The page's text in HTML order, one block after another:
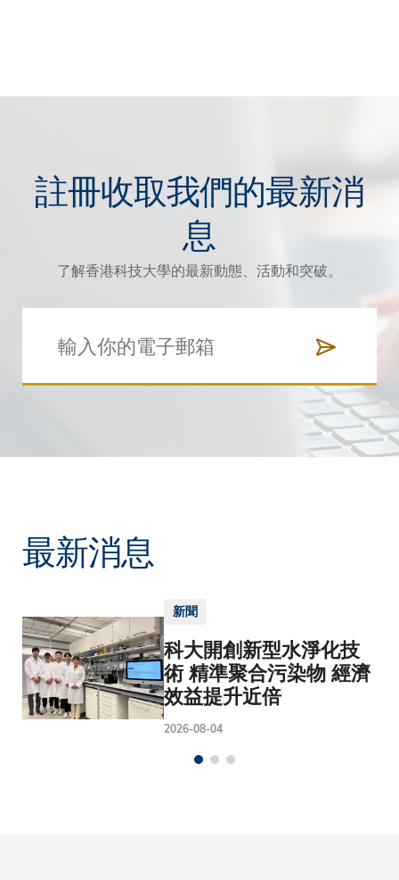
註冊收取我們的最新消
息
了解香港科技大學的最新動態、活動和突破。
最新消息
新聞
科大開創新型水淨化技
術 精準聚合污染物 經濟
效益提升近倍
2026-08-04